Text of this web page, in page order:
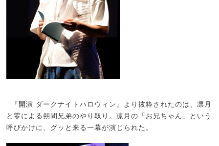
『開演 ダークナイトハロウィン』より抜粋されたのは、凛月
と零による朔間兄弟のやり取り。凛月の「お兄ちゃん」という
呼びかけに、グッと来る一幕が演じられた。